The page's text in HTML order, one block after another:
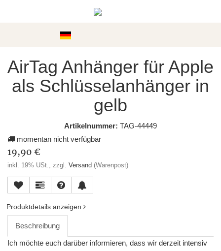
AirTag Anhänger für Apple
als Schlüsselanhänger in
gelb
Artikelnummer: TAG-44449
momentan nicht verfügbar
19,90 €
inkl. 19% USt., zzgl. Versand (Warenpost)
Produktdetails anzeigen
Beschreibung
Ich möchte euch darüber informieren, dass wir derzeit intensiv